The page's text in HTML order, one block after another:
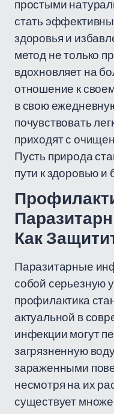
простыми
стать
здоровья и
метод не только
вдохновляет на
отношение к
в свою
почувствовать
приходят с
Пусть природа
пути к здоровью и
Как
Паразитарные
собой серьезную
профилактика
актуальной в
инфекции могут
загрязненную
зараженными
несмотря на их
существует